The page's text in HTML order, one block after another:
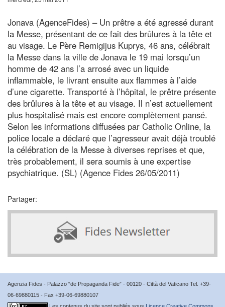
Jonava (AgenceFides) – Un prêtre a été agressé durant
la Messe, présentant de ce fait des brûlures à la tête et
au visage. Le Père Remigijus Kuprys, 46 ans, célébrait
la Messe dans la ville de Jonava le 19 mai lorsqu’un
homme de 42 ans l’a arrosé avec un liquide
inflammable, le livrant ensuite aux flammes à l’aide
d’une cigarette. Transporté à l’hôpital, le prêtre présente
des brûlures à la tête et au visage. Il n’est actuellement
plus hospitalisé mais est encore complètement pansé.
Selon les informations diffusées par Catholic Online, la
police locale a déclaré que l’agresseur avait déjà troublé
la célébration de la Messe à diverses reprises et que,
très probablement, il sera soumis à une expertise
psychiatrique. (SL) (Agence Fides 26/05/2011)
Partager:
Agenzia Fides - Palazzo “de Propaganda Fide” - 00120 - Città del Vaticano Tel. +39-
06-69880115 - Fax +39-06-69880107